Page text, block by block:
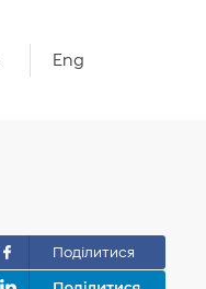
Eng
Поділитися